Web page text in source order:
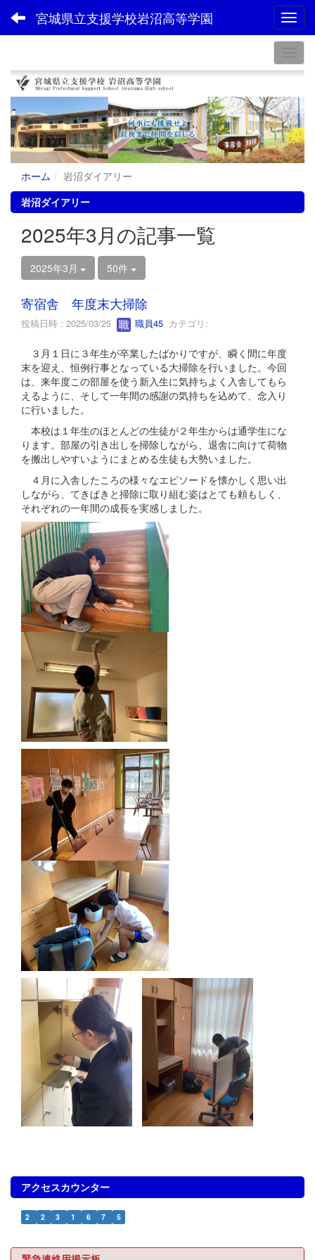
宮城県立支援学校岩沼高等学園
ホーム
岩沼ダイアリー
岩沼ダイアリー
2025年3月の記事一覧
2025年3月 50件
寄宿舎 年度末大掃除
投稿日時 : 2025/03/25 職員45 カテゴリ:
３月１日に３年生が卒業したばかりですが、瞬く間に年度
末を迎え、恒例行事となっている大掃除を行いました。今回
は、来年度この部屋を使う新入生に気持ちよく入舎してもら
えるように、そして一年間の感謝の気持ちを込めて、念入り
に行いました。
本校は１年生のほとんどの生徒が２年生からは通学生にな
ります。部屋の引き出しを掃除しながら、退舎に向けて荷物
を搬出しやすいようにまとめる生徒も大勢いました。
４月に入舎したころの様々なエピソードを懐かしく思い出
しながら、てきぱきと掃除に取り組む姿はとても頼もしく、
それぞれの一年間の成長を実感しました。
アクセスカウンター
2 2 3 1 6 7 5